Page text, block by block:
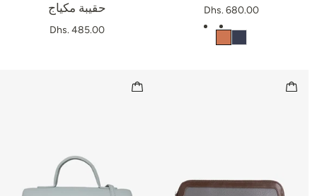
حقيبة مكياج
Dhs. 485.00
Dhs. 680.00